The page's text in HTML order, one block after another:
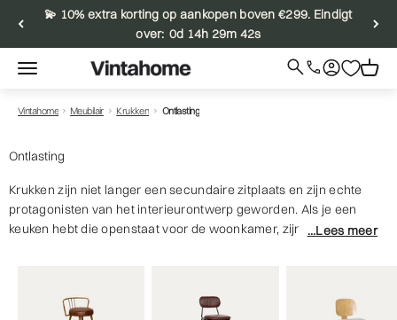
Ga naar inhoud💫 10% extra korting op aankopen boven €299. Eindigt
over: 0d 14h 29m 42s
Menu Vintahome Zoeken naar
Llamar
InloggenKar
Vintahome › Meubilair › Krukken › Ontlasting
Ontlasting
Krukken zijn niet langer een secundaire zitplaats en zijn echte
protagonisten van het interieurontwerp geworden. Als je een
keuken hebt die openstaat voor de woonkamer, zijn een paar
te maken en een hoge dosis persoonlijkheid en comfort te bieden.